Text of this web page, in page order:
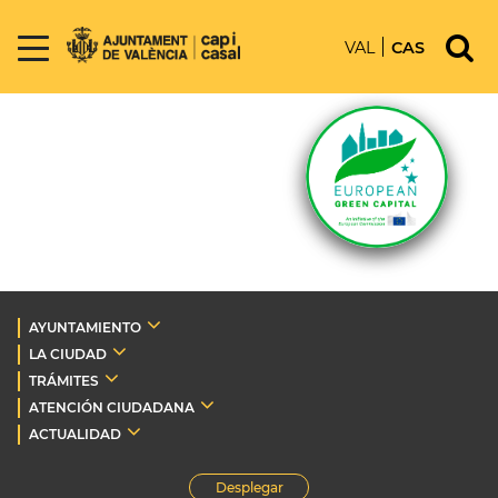
VAL CAS
AYUNTAMIENTO
LA CIUDAD
TRÁMITES
ATENCIÓN CIUDADANA
ACTUALIDAD
Desplegar